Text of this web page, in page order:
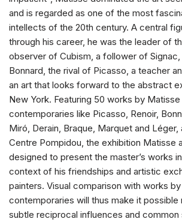
and is regarded as one of the most
intellects of the 20th century. A central
through his career, he was the leader of
observer of Cubism, a follower of Signac,
Bonnard, the rival of Picasso, a teacher
an art that looks forward to the abstract
New York. Featuring 50 works by
contemporaries like Picasso, Renoir,
Miró, Derain, Braque, Marquet and Léger,
Centre Pompidou, the exhibition Matisse
designed to present the master’s works
context of his friendships and artistic
painters. Visual comparison with works by
contemporaries will thus make it
subtle reciprocal influences and